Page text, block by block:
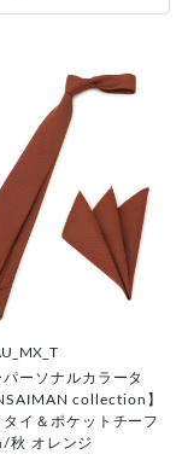
パーソナルカラータ
collection】
イ＆ポケットチーフ
秋 オレンジ